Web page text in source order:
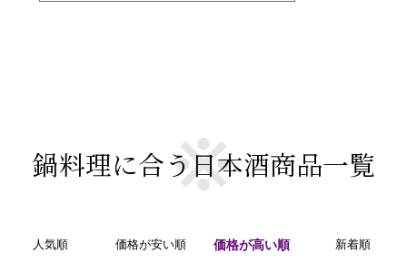
鍋料理に合う日本酒商品一覧
人気順 価格が安い順 価格が高い順 新着順